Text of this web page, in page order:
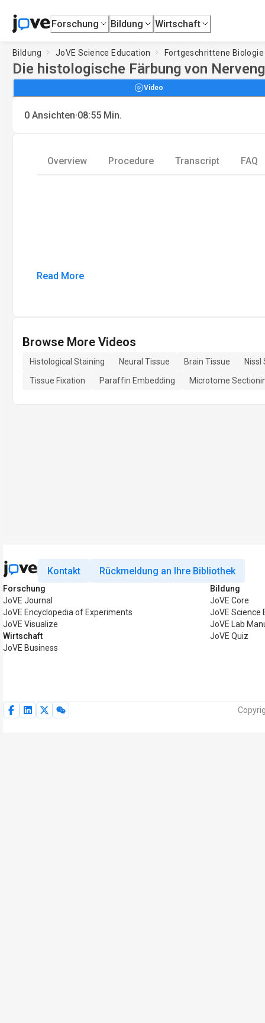
Forschung Bildung Wirtschaft
Bildung JoVE Science Education Fortgeschrittene Biologie
Die histologische Färbung von
Video
0 Ansichten·08:55 Min.
Overview Procedure Transcript FAQ
Read More
Browse More Videos
Histological Staining Neural Tissue Brain Tissue
Nissl
Tissue Fixation
Paraffin Embedding Microtome
Kontakt Rückmeldung an Ihre Bibliothek
Forschung
JoVE Journal
JoVE Encyclopedia of Experiments
JoVE Visualize
Wirtschaft
JoVE Business
Bildung
JoVE Core
JoVE Science
JoVE Lab
JoVE Quiz